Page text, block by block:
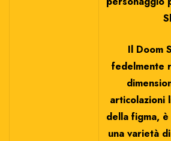
Il Doom
fedelmente
articolazioni
della figma,
una varietà